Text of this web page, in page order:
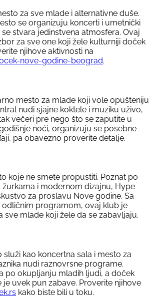
za sve mlade i alternativne duše.
se organizuju koncerti i umetnički
stvara jedinstvena atmosfera. Ovaj
za sve one koji žele kulturniji doček
njihove aktivnosti na
nove-godine-beograd.
mesto za mlade koji vole opušteniju
nudi sjajne koktele i muziku uživo,
večeri pre nego što se zaputite u
noći, organizuju se posebne
pa obavezno proverite detalje.
koje ne smete propustiti. Poznat po
i modernom dizajnu, Hype
za proslavu Nove godine. Sa
odličnim programom, ovaj klub je
sve mlade koji žele da se zabavljaju.
kao koncertna sala i mesto za
nudi raznovrsne programe.
po okupljanju mladih ljudi, a doček
uvek pun zabave. Proverite njihove
kako biste bili u toku.